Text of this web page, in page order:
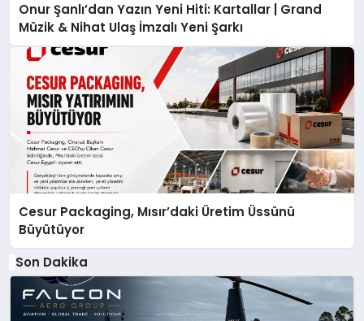
Onur Şanlı’dan Yazın Yeni Hiti: Kartallar | Grand
Müzik & Nihat Ulaş İmzalı Yeni Şarkı
Cesur Packaging, Mısır’daki Üretim Üssünü
Büyütüyor
Son Dakika